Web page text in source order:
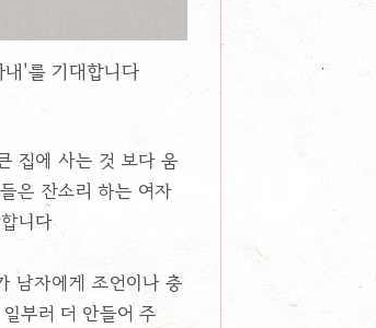
'를 기대합니다
집에 사는 것 보다 움
은 잔소리 하는 여자
니다
남자에게 조언이나 충
부러 더 안들어 주